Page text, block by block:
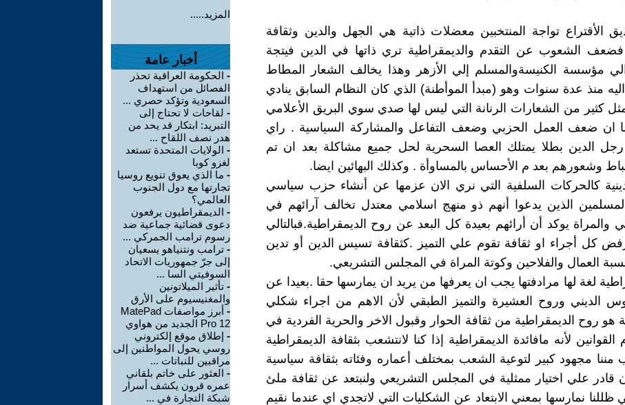
الأقتراع تواجة المنتخبين معضلات ذاتية هي الجهل والدين وثقافة
فضعف الشعوب عن التقدم والديمقراطية تري ذاتها في الدين فيتجة
مؤسسة الكنيسةوالمسلم إلي الأزهر وهذا يخالف الشعار المطاط
منذ عدة سنوات وهو (مبدأ الموأطنة) الذي كان النظام السابق ينادي
كثير من الشعارات الرنانة التي ليس لها صدي سوي البريق الأعلامي
ان ضعف العمل الحزبي وضعف التفاعل والمشاركة السياسية . راي
رجل الدين بطلا يمتلك العصا السحرية لحل جميع مشاكلة بعد ان تم
وشعورهم بعد م الأحساس بالمساوأة . وكذلك البهائين ايضا.
كالحركات السلفية التي نري الان عزمها عن أنشاء حزب سياسي
الذين يدعوا أنهم ذو منهج اسلامي معتدل تخالف آرائهم في
والمراة يوكد أن أرائهم بعيدة كل البعد عن روح الديمقراطية.فبالتالي
كل أجراء او ثقافة تقوم علي التميز .كثقافة تسيس الدين أو تدين
العمال والفلاحين وكوتة المراة في المجلس التشريعي.
لغة لها مرادفتها يجب ان يعرفها من يريد ان يمارسها حقا .بعيدا عن
الديني وروح العشيرة والتميز الطبقي لأن الاهم من اجراء شكلي
هو روح الديمقراطية من ثقافة الحوار وقبول الاخر والحرية الفردية في
لأنه مافائدة الديمقراطية إذا كنا لانتشعب بثقافة الديمقراطية
مننا مجهود كبير لتوعية الشعب بمختلف أعماره وفئاته بثقافة سياسية
قادر علي اختيار ممثلية في المجلس التشريعي ولنبتعد عن ثقافة ملئ
ظللنا نمارسها بمعني الابتعاد عن الشكليات التي لاتجدي اي عندما نقيم
المزيد.....
أخبار عامة
- الحكومة العراقية تحذر
الفصائل من استهداف
السعودية وتؤكد حصري ...
- لقاحات لا تحتاج إلى
التبريد: ابتكار قد يحد من
هدر نصف اللقاح ...
- الولايات المتحدة تستعد
لغزو كوبا
- ما الذي يعوق تنويع روسيا
تجارتها مع دول الجنوب
العالمي؟
- الديمقراطيون يرفعون
دعوى قضائية جماعية ضد
رسوم ترامب الجمركي ...
- ترامب ونتنياهو يسعيان
إلى جرّ جمهوريات الاتحاد
السوفيتي السا ...
- تأثير الميلاتونين
والمغنيسيوم على الأرق
-
أبرز مواصفات MatePad
Pro 12 الجديد من هواوي
- إطلاق موقع إلكتروني
روسي يحول المواطنين إلى
مراقبين للنباتات ...
- العثور على خاتم بلقاني
عمره قرون يكشف أسرار
شبكة التجارة في ...